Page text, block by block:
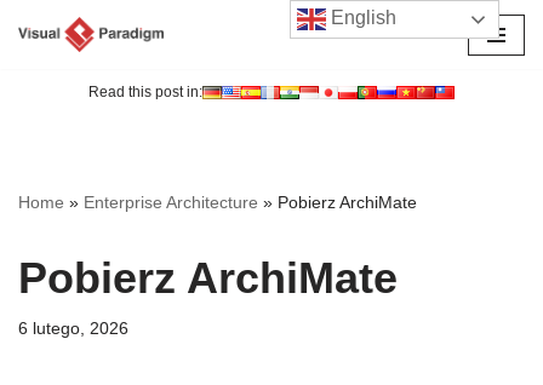
Read this post in:
Home » Enterprise Architecture » Pobierz ArchiMate
Pobierz ArchiMate
6 lutego, 2026
English